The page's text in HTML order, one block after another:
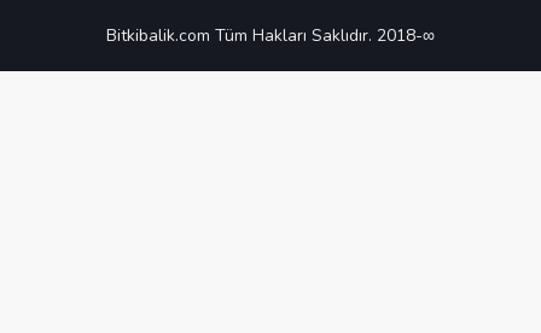
Bitkibalik.com Tüm Hakları Saklıdır. 2018-∞